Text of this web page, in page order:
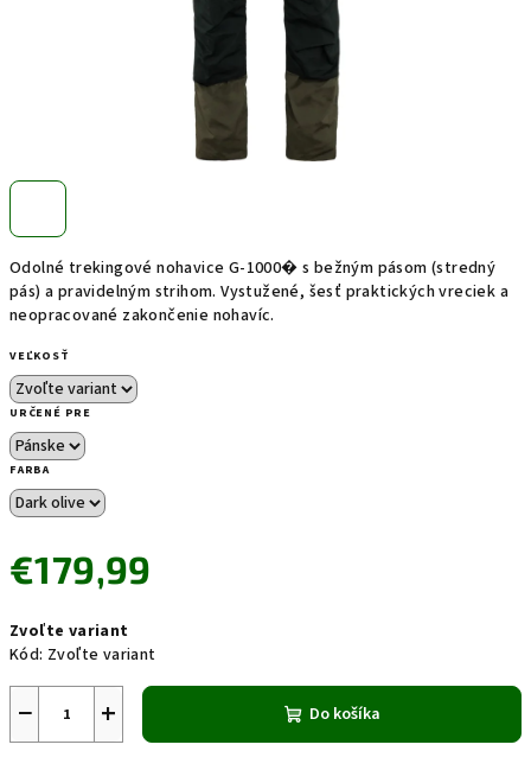
Odolné trekingové nohavice G-1000� s bežným pásom (stredný
pás) a pravidelným strihom. Vystužené, šesť praktických vreciek a
neopracované zakončenie nohavíc.
VEĽKOSŤ
URČENÉ PRE
FARBA
€179,99
cena:
Zvoľte variant
Kód: Zvoľte variant
+
− Do košíka